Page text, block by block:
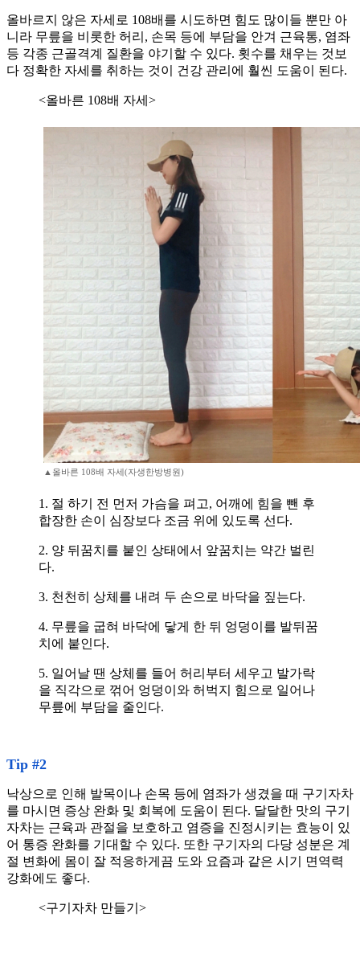
올바르지 않은 자세로 108배를 시도하면 힘도 많이들 뿐만 아
니라 무릎을 비롯한 허리, 손목 등에 부담을 안겨 근육통, 염좌
등 각종 근골격계 질환을 야기할 수 있다. 횟수를 채우는 것보
다 정확한 자세를 취하는 것이 건강 관리에 훨씬 도움이 된다.
<올바른 108배 자세>
▲올바른 108배 자세(자생한방병원)
1. 절 하기 전 먼저 가슴을 펴고, 어깨에 힘을 뺀 후
합장한 손이 심장보다 조금 위에 있도록 선다.
2. 양 뒤꿈치를 붙인 상태에서 앞꿈치는 약간 벌린
다.
3. 천천히 상체를 내려 두 손으로 바닥을 짚는다.
4. 무릎을 굽혀 바닥에 닿게 한 뒤 엉덩이를 발뒤꿈
치에 붙인다.
5. 일어날 땐 상체를 들어 허리부터 세우고 발가락
을 직각으로 꺾어 엉덩이와 허벅지 힘으로 일어나
무릎에 부담을 줄인다.
Tip #2
낙상으로 인해 발목이나 손목 등에 염좌가 생겼을 때 구기자차
를 마시면 증상 완화 및 회복에 도움이 된다. 달달한 맛의 구기
자차는 근육과 관절을 보호하고 염증을 진정시키는 효능이 있
어 통증 완화를 기대할 수 있다. 또한 구기자의 다당 성분은 계
절 변화에 몸이 잘 적응하게끔 도와 요즘과 같은 시기 면역력
강화에도 좋다.
<구기자차 만들기>